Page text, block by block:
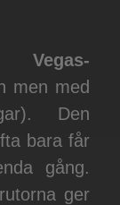
men med
Den
bara får
gång.
ger